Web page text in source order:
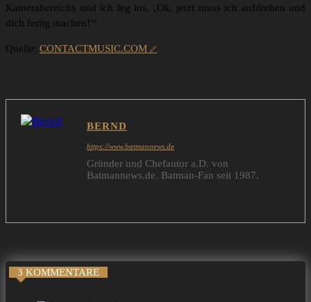
Kamerabereichs und ich leg los, ‚Ok, jetzt muss ich aufdrehen und
dich fertig machen!'“
Quelle: CONTACTMUSIC.COM
BERND
https://www.batmannews.de
Gründer und Chefautor a.D. von
Batmannews.de. Batman-Fan seit 1987.
3 KOMMENTARE